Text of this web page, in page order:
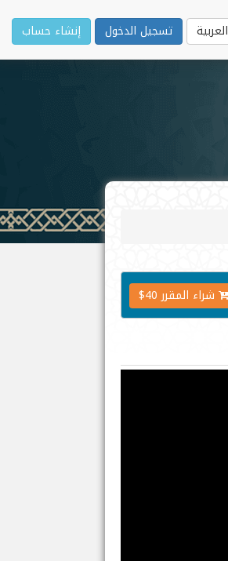
العربية تسجيل الدخول إنشاء حساب
شراء المقرر 40$